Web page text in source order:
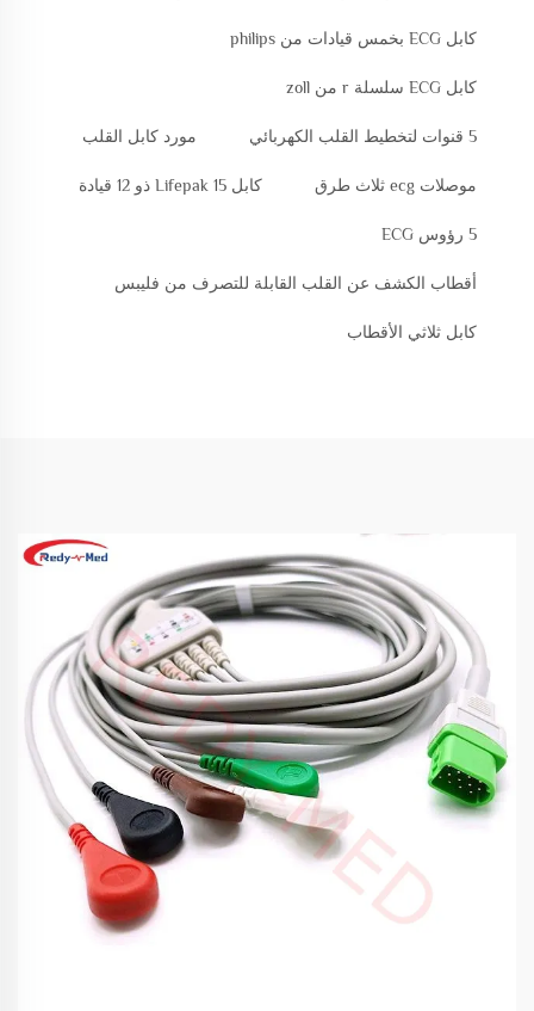
كابل ECG بخمس قيادات من philips
كابل ECG سلسلة r من zoll
5 قنوات لتخطيط القلب الكهربائي مورد كابل القلب
موصلات ecg ثلاث طرق كابل Lifepak 15 ذو 12 قيادة
5 رؤوس ECG
أقطاب الكشف عن القلب القابلة للتصرف من فليبس
كابل ثلاثي الأقطاب